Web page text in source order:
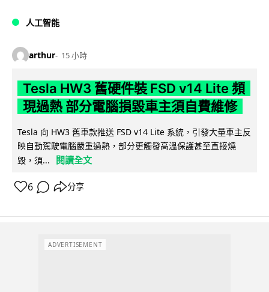
人工智能
arthur 15 小時
Tesla HW3 舊硬件裝 FSD v14 Lite 頻
現過熱 部分電腦損毀車主須自費維修
Tesla 向 HW3 舊車款推送 FSD v14 Lite 系統，引發大量車主反
映自動駕駛電腦嚴重過熱，部分更觸發高溫保護甚至直接燒
毀，須...
閱讀全文
6 分享
ADVERTISEMENT